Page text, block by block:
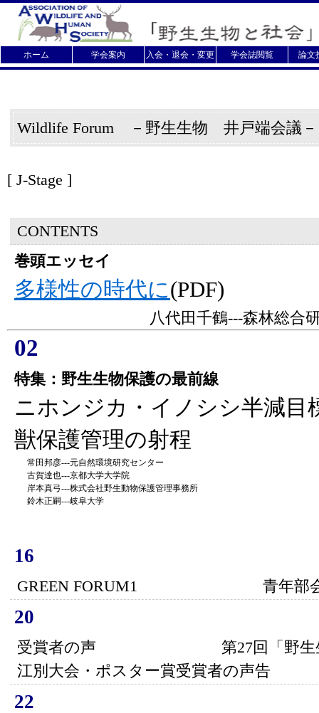
ホーム 学会案内 入会・退会・変更 学会誌閲覧 論文
Wildlife Forum －野生生物 井戸端会議
[ J-Stage ]
CONTENTS
巻頭エッセイ
多様性の時代に(PDF)
八代田千鶴---森林総合
02
特集：野生生物保護の最前線
ニホンジカ・イノシシ半減目
獣保護管理の射程
常田邦彦---元自然環境研究センター
古賀達也---京都大学大学院
岸本真弓---株式会社野生動物保護管理事務所
鈴木正嗣---岐阜大学
16
GREEN FORUM1 青年部会
20
受賞者の声 第27回「野生生物
江別大会・ポスター賞受賞者の声告
22